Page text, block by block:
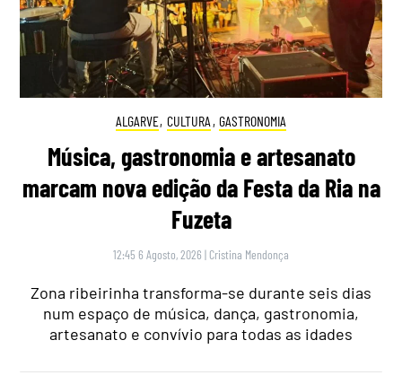
ALGARVE, CULTURA , GASTRONOMIA
Música, gastronomia e artesanato
marcam nova edição da Festa da Ria na
Fuzeta
12:45 6 Agosto, 2026 | Cristina Mendonça
Zona ribeirinha transforma-se durante seis dias
num espaço de música, dança, gastronomia,
artesanato e convívio para todas as idades